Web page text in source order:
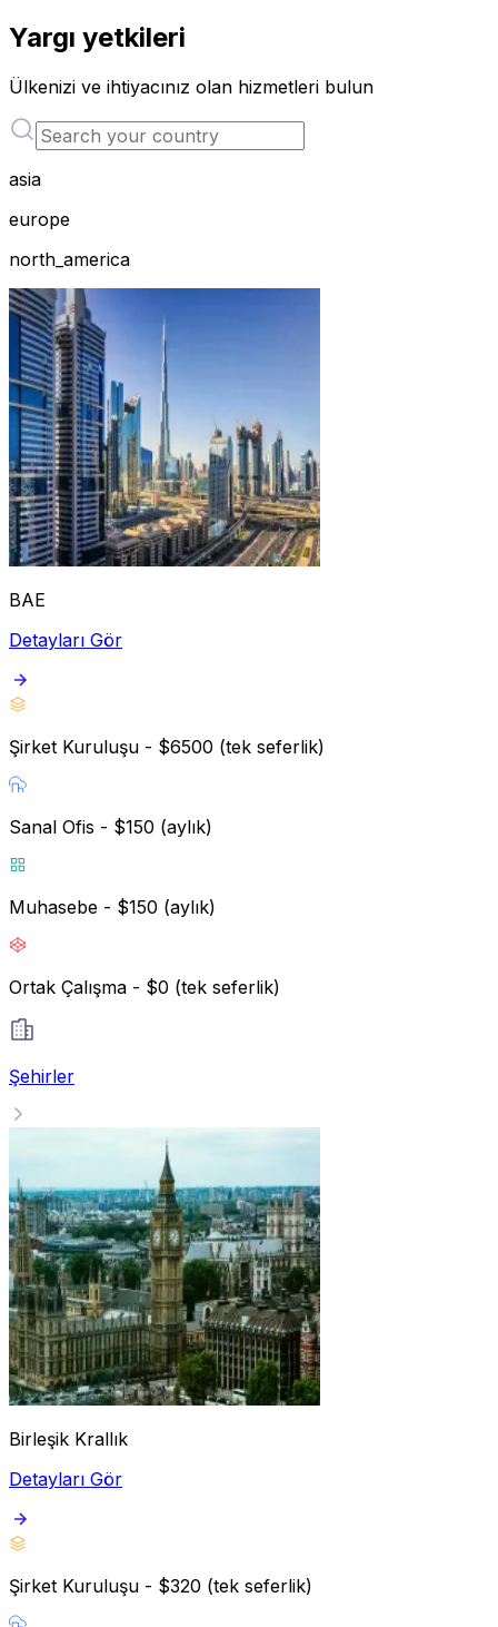
Yargı yetkileri
Ülkenizi ve ihtiyacınız olan hizmetleri bulun
asia
europe
north_america
BAE
Detayları Gör
Şirket Kuruluşu - $6500 (tek seferlik)
Sanal Ofis - $150 (aylık)
Muhasebe - $150 (aylık)
Ortak Çalışma - $0 (tek seferlik)
Şehirler
Birleşik Krallık
Detayları Gör
Şirket Kuruluşu - $320 (tek seferlik)